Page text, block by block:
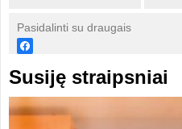
Pasidalinti su draugais
Susiję straipsniai